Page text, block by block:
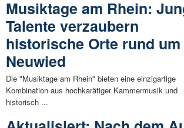
Musiktage am Rhein:
Talente verzaubern
historische Orte rund um
Neuwied
Die "Musiktage am Rhein" bieten eine einzigartige
Kombination aus hochkarätiger Kammermusik und
historisch ...